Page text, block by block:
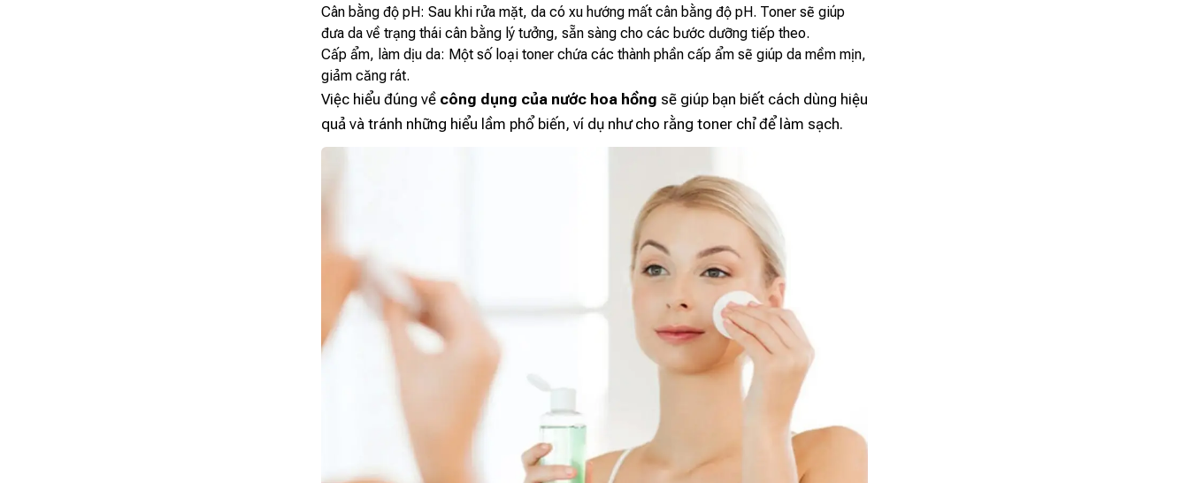
Cân bằng độ pH: Sau khi rửa mặt, da có xu hướng mất cân bằng độ pH. Toner sẽ giúp
đưa da về trạng thái cân bằng lý tưởng, sẵn sàng cho các bước dưỡng tiếp theo.
Cấp ẩm, làm dịu da: Một số loại toner chứa các thành phần cấp ẩm sẽ giúp da mềm mịn,
giảm căng rát.
Việc hiểu đúng về công dụng của nước hoa hồng sẽ giúp bạn biết cách dùng hiệu
quả và tránh những hiểu lầm phổ biến, ví dụ như cho rằng toner chỉ để làm sạch.